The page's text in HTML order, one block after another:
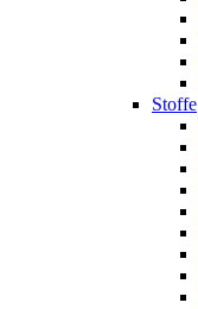
Stoffe